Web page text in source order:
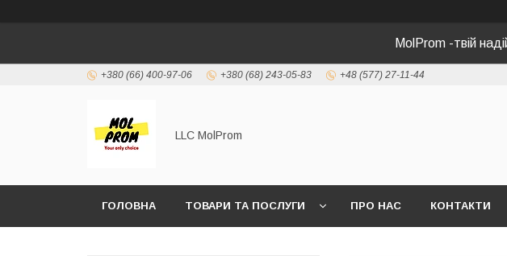
MolProm -твій
+380 (66) 400-97-06 +380 (68) 243-05-83 +48 (577) 27-11-44
LLC MolProm
ГОЛОВНА ТОВАРИ ТА ПОСЛУГИ ПРО НАС КОНТАКТИ